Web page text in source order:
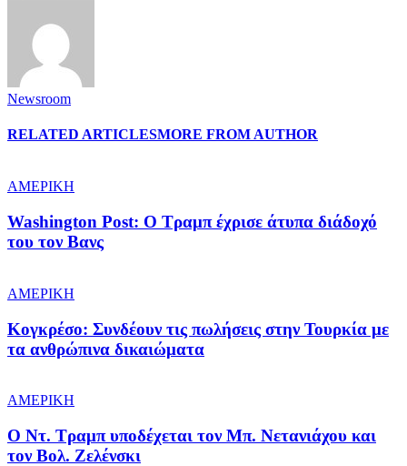
Newsroom
RELATED ARTICLESMORE FROM AUTHOR
ΑΜΕΡΙΚΗ
Washington Post: Ο Τραμπ έχρισε άτυπα διάδοχό
του τον Βανς
ΑΜΕΡΙΚΗ
Κογκρέσο: Συνδέουν τις πωλήσεις στην Τουρκία με
τα ανθρώπινα δικαιώματα
ΑΜΕΡΙΚΗ
Ο Ντ. Τραμπ υποδέχεται τον Μπ. Νετανιάχου και
τον Βολ. Ζελένσκι